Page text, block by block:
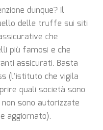
dunque? Il
delle truffe sui siti
che
più famosi e che
assicurati. Basta
(l’istituto che vigila
quali società sono
sono autorizzate
aggiornato).